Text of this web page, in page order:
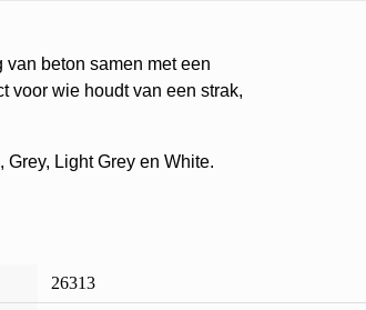
beton samen met een
voor wie houdt van een strak,
Light Grey en White.
26313